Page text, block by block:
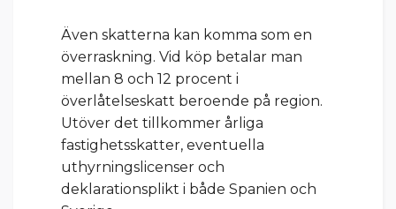
Även skatterna kan komma som en
överraskning. Vid köp betalar man
mellan 8 och 12 procent i
överlåtelseskatt beroende på region.
Utöver det tillkommer årliga
fastighetsskatter, eventuella
uthyrningslicenser och
deklarationsplikt i både Spanien och